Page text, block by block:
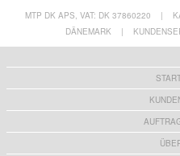
MTP DK APS, VAT: DK 37860220 |
DÄNEMARK
|